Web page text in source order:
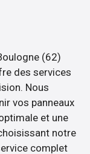
(62)
des services
Nous
vos panneaux
et une
notre
complet